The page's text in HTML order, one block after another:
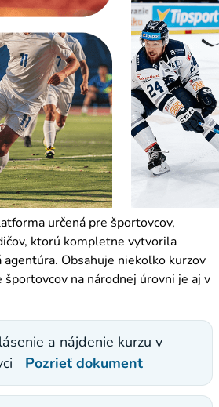
určená pre športovcov,
ktorú kompletne vytvorila
Obsahuje niekoľko kurzov
na národnej úrovni je aj v
a nájdenie kurzu v
Pozrieť dokument